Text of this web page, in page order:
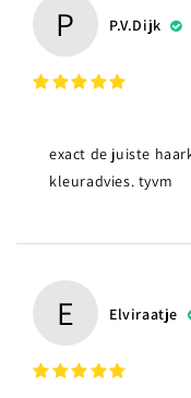
P P.v.Dijk
exact de juiste
kleuradvies. tyvm
E Elviraatje